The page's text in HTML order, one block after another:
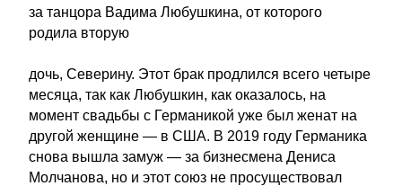
за танцора Вадима Любушкина, от которого
родила вторую
дочь, Северину. Этот брак продлился всего четыре
месяца, так как Любушкин, как оказалось, на
момент свадьбы с Германикой уже был женат на
другой женщине — в США. В 2019 году Германика
снова вышла замуж — за бизнесмена Дениса
Молчанова, но и этот союз не просуществовал